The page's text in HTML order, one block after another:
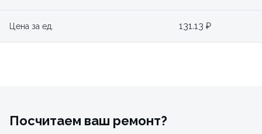
Цена за ед. 131.13 ₽
Посчитаем ваш ремонт?